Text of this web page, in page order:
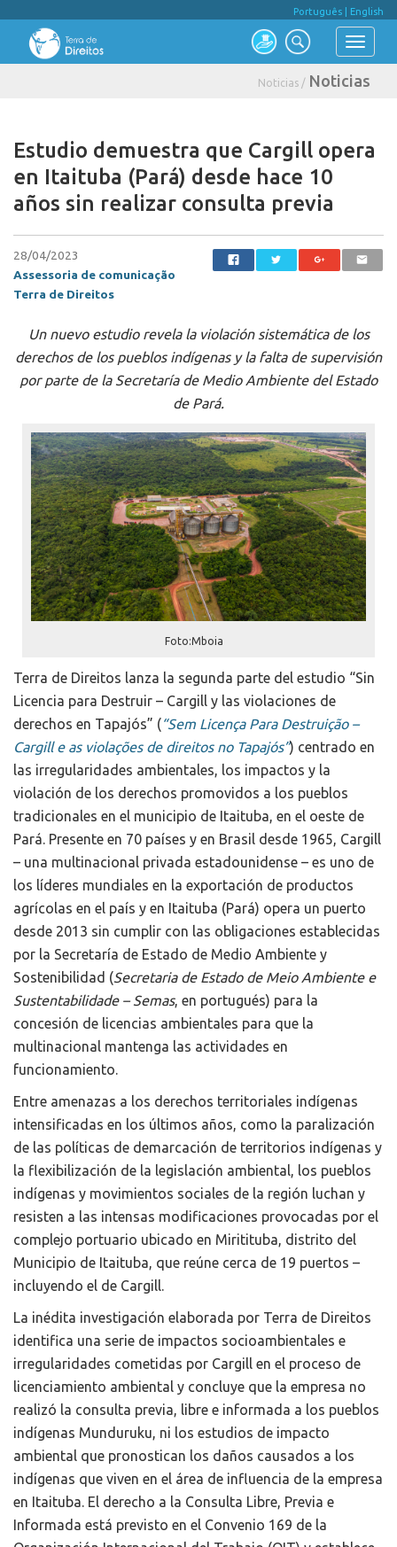
Português English
Noticias / Noticias
Estudio demuestra que Cargill opera
en Itaituba (Pará) desde hace 10
años sin realizar consulta previa
28/04/2023
Assessoria de comunicação
Terra de Direitos
Un nuevo estudio revela la violación sistemática de los
derechos de los pueblos indígenas y la falta de supervisión
por parte de la Secretaría de Medio Ambiente del Estado
de Pará.
Foto:Mboia
Terra de Direitos lanza la segunda parte del estudio “Sin
Licencia para Destruir – Cargill y las violaciones de
derechos en Tapajós” (“Sem Licença Para Destruição –
Cargill e as violações de direitos no Tapajós”) centrado en
las irregularidades ambientales, los impactos y la
violación de los derechos promovidos a los pueblos
tradicionales en el municipio de Itaituba, en el oeste de
Pará. Presente en 70 países y en Brasil desde 1965, Cargill
– una multinacional privada estadounidense – es uno de
los líderes mundiales en la exportación de productos
agrícolas en el país y en Itaituba (Pará) opera un puerto
desde 2013 sin cumplir con las obligaciones establecidas
por la Secretaría de Estado de Medio Ambiente y
Sostenibilidad (Secretaria de Estado de Meio Ambiente e
Sustentabilidade– Semas, en portugués) para la
concesión de licencias ambientales para que la
multinacional mantenga las actividades en
funcionamiento.
Entre amenazas a los derechos territoriales indígenas
intensificadas en los últimos años, como la paralización
de las políticas de demarcación de territorios indígenas y
la flexibilización de la legislación ambiental, los pueblos
indígenas y movimientos sociales de la región luchan y
resisten a las intensas modificaciones provocadas por el
complejo portuario ubicado en Miritituba, distrito del
Municipio de Itaituba, que reúne cerca de 19 puertos –
incluyendo el de Cargill.
La inédita investigación elaborada por Terra de Direitos
identifica una serie de impactos socioambientales e
irregularidades cometidas por Cargill en el proceso de
licenciamiento ambiental y concluye que la empresa no
realizó la consulta previa, libre e informada a los pueblos
indígenas Munduruku, ni los estudios de impacto
ambiental que pronostican los daños causados a los
indígenas que viven en el área de influencia de la empresa
en Itaituba. El derecho a la Consulta Libre, Previa e
Informada está previsto en el Convenio 169 de la